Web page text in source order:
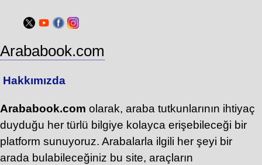
Arababook.com
Hakkımızda
Arababook.com olarak, araba tutkunlarının ihtiyaç
duyduğu her türlü bilgiye kolayca erişebileceği bir
platform sunuyoruz. Arabalarla ilgili her şeyi bir
arada bulabileceğiniz bu site, araçların